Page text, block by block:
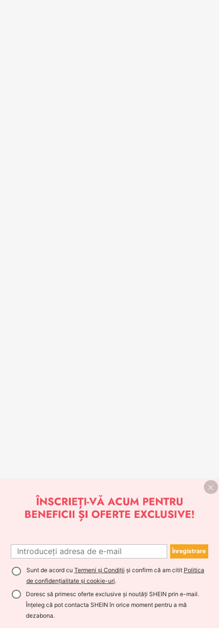
Înregistrare
Sunt de acord cu Termeni și Condiții și confirm că am citit Politica
de confidențialitate și cookie-uri.
Doresc să primesc oferte exclusive și noutăți SHEIN prin e-mail.
Înțeleg că pot contacta SHEIN în orice moment pentru a mă
dezabona.